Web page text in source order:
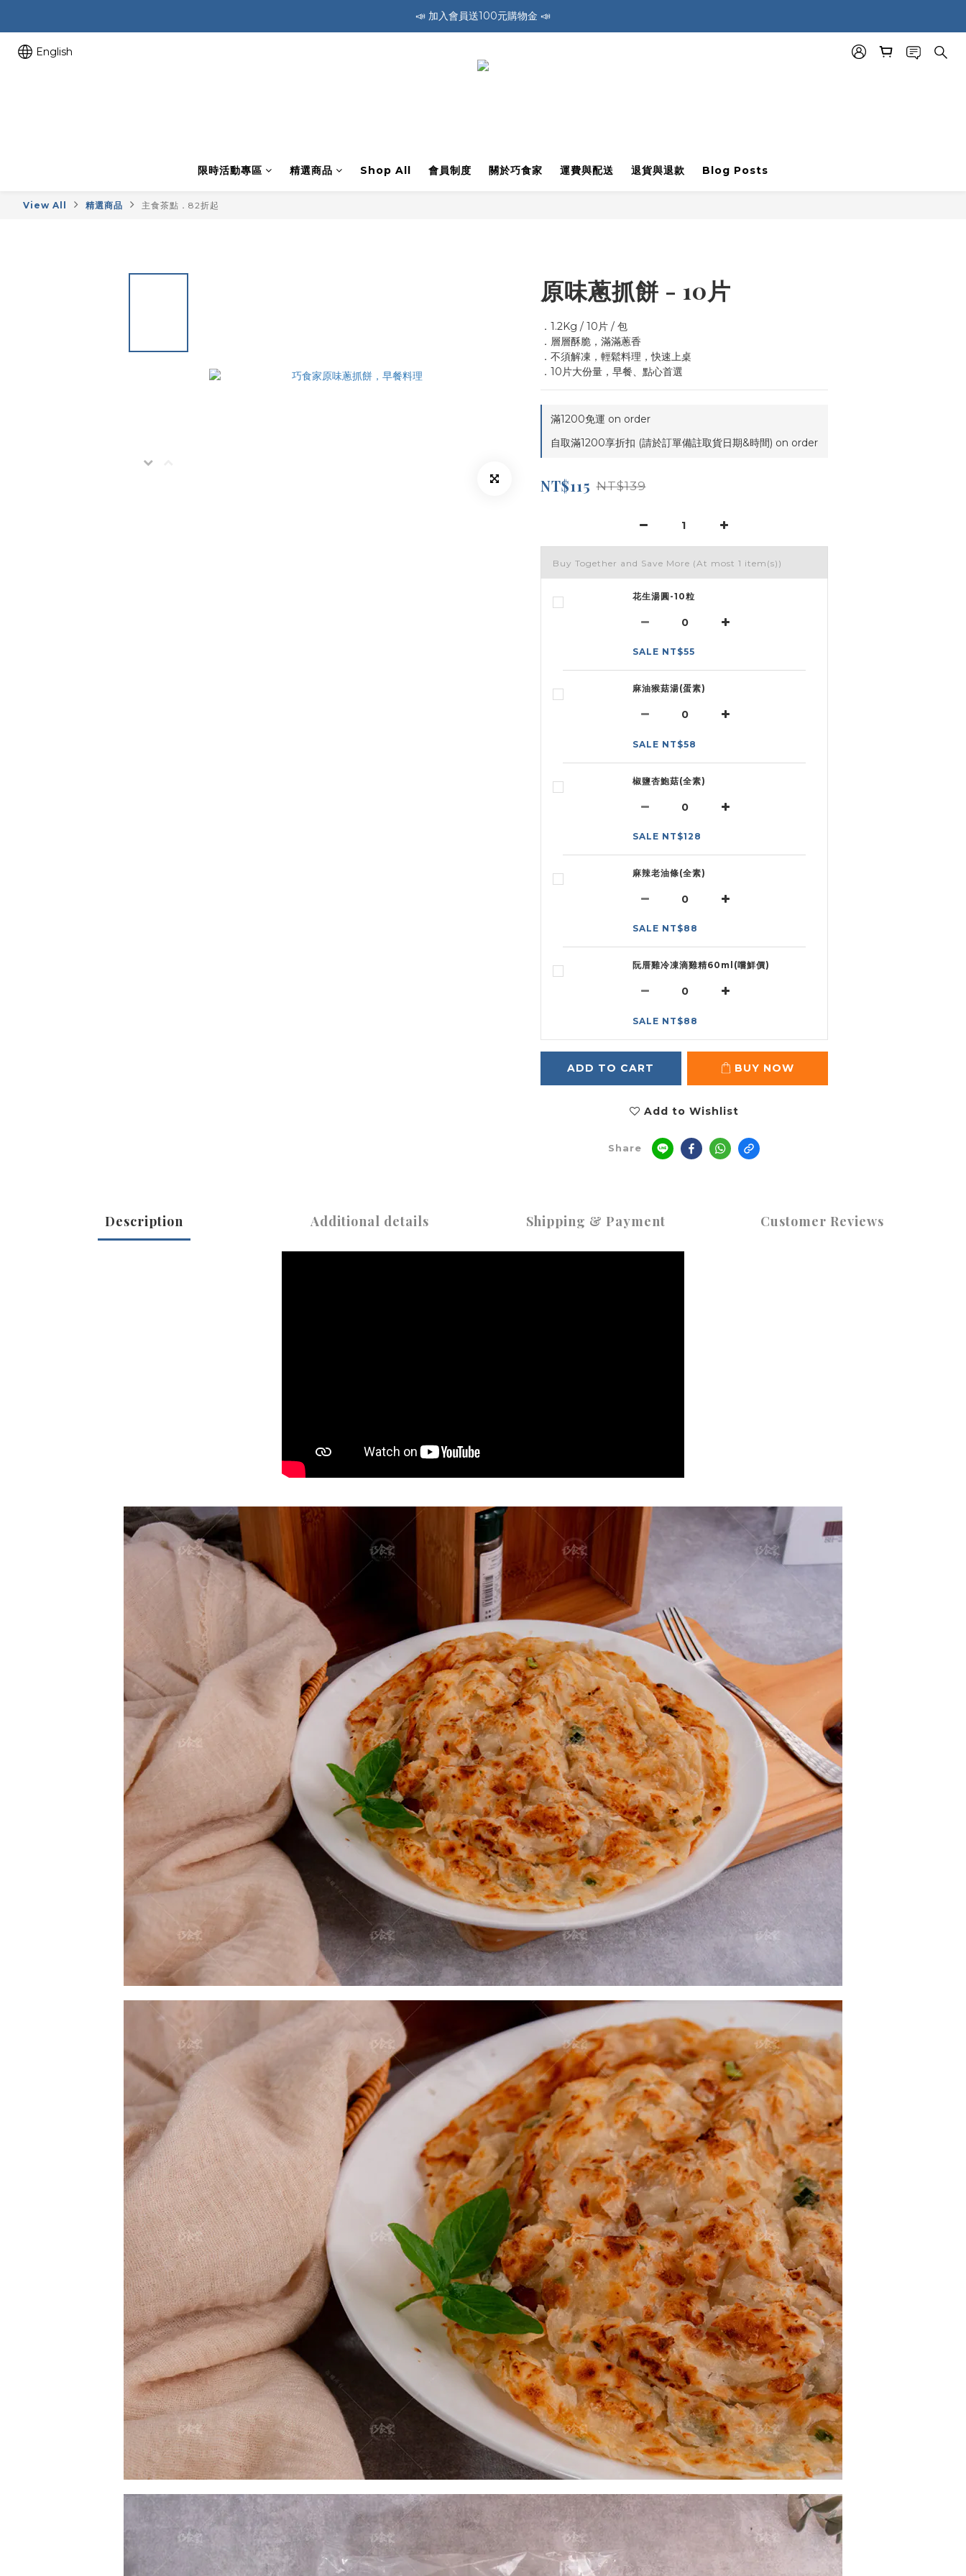
🚛 全館消費滿1200免運費 🚛
🚛 全館消費滿1200免運費 🚛
English
限時活動專區 精選商品 Shop All 會員制度 關於巧食家 運費與配送 退貨與退款 Blog Posts
View All 精選商品 主食茶點．82折起
原味蔥抓餅 - 10片
．1.2Kg / 10片 / 包
．層層酥脆，滿滿蔥香
．不須解凍，輕鬆料理，快速上桌
．10片大份量，早餐、點心首選
滿1200免運 on order
自取滿1200享折扣 (請於訂單備註取貨日期&時間) on order
NT$115 NT$139
Buy Together and Save More (At most 1 item(s))
花生湯圓-10粒
SALE NT$55
麻油猴菇湯(蛋素)
SALE NT$58
椒鹽杏鮑菇(全素)
SALE NT$128
麻辣老油條(全素)
SALE NT$88
阮厝雞冷凍滴雞精60ml(嚐鮮價)
SALE NT$88
ADD TO CART BUY NOW
Add to Wishlist
Share
Description Additional details Shipping & Payment Customer Reviews